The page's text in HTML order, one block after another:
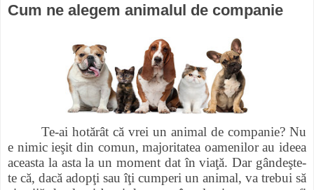
Cum ne alegem animalul de companie
Te-ai hotărât că vrei un animal de companie? Nu
e nimic ieşit din comun, majoritatea oamenilor au ideea
aceasta la asta la un moment dat în viaţă. Dar gândeşte-
te că, dacă adopţi sau îţi cumperi un animal, va trebui să